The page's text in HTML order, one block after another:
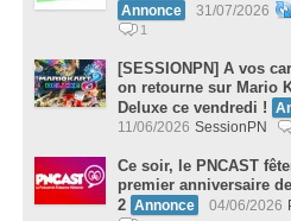
Annonce 31/07/2026
1
[SESSIONPN] A vos
on retourne sur Mario
Deluxe ce vendredi !
11/06/2026 SessionPN
Ce soir, le PNCAST
premier anniversaire
2 Annonce 04/06/2026